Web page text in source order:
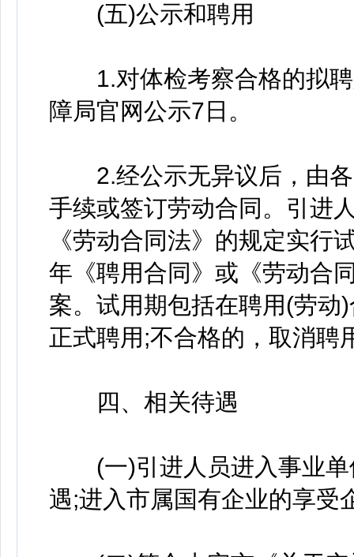
(五)公示和聘用
1.对体检考察合格的拟聘
障局官网公示7日。
2.经公示无异议后，由各
手续或签订劳动合同。引进
《劳动合同法》的规定实行
年《聘用合同》或《劳动合
案。试用期包括在聘用(劳动
正式聘用;不合格的，取消聘
四、相关待遇
(一)引进人员进入事业单
遇;进入市属国有企业的享受